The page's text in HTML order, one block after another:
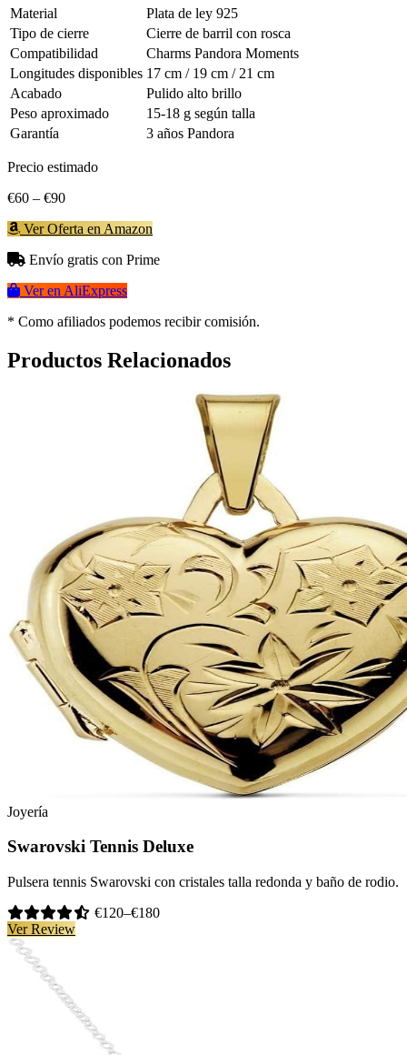
Material
Plata de ley 925
Tipo de cierre
Cierre de barril con rosca
Compatibilidad
Charms Pandora Moments
Longitudes disponibles 17 cm / 19 cm / 21 cm
Acabado
Pulido alto brillo
Peso aproximado
15-18 g según talla
Garantía
3 años Pandora
Precio estimado
€60 – €90
Ver Oferta en Amazon
Envío gratis con Prime
Ver en AliExpress
* Como afiliados podemos recibir comisión.
Productos Relacionados
Joyería
Swarovski Tennis Deluxe
Pulsera tennis Swarovski con cristales talla redonda y baño de rodio.
€120–€180
Ver Review